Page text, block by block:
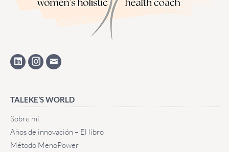
TALEKE’S WORLD
Sobre mí
Años de innovación – El libro
Método MenoPower